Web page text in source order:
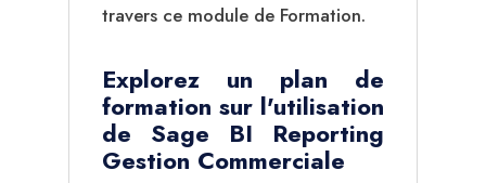
travers ce module de Formation.
Explorez un plan de
formation sur l'utilisation
de Sage BI Reporting
Gestion Commerciale